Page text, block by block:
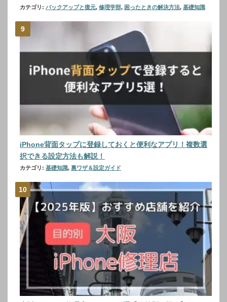
カテゴリ: バックアップと復元, 修理学部, 困ったときの解決方法, 基礎知識
iPhone背面タップに登録しておくと便利なアプリ！複数選
択できる設定方法も解説！
カテゴリ: 基礎知識, 裏ワザ＆設定ガイド